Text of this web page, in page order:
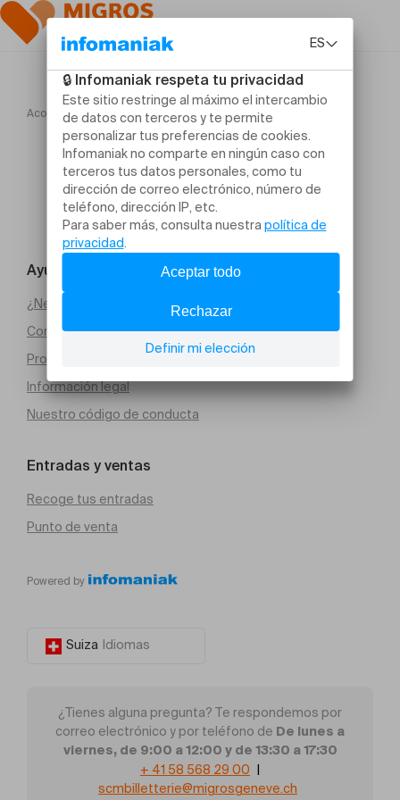
Acogida Jazz on the Water #3 Tribute to Miles Davis
Ayuda y contacto
¿Necesitas ayuda?
Condiciones generales de venta (PDF)
Protección de datos
Información legal
Nuestro código de conducta
Entradas y ventas
Recoge tus entradas
Punto de venta
Powered by
Suiza Idiomas
¿Tienes alguna pregunta? Te respondemos por
correo electrónico y por teléfono de De lunes a
viernes, de 9:00 a 12:00 y de 13:30 a 17:30
+ 41 58 568 29 00
scmbilletterie@migrosgeneve.ch